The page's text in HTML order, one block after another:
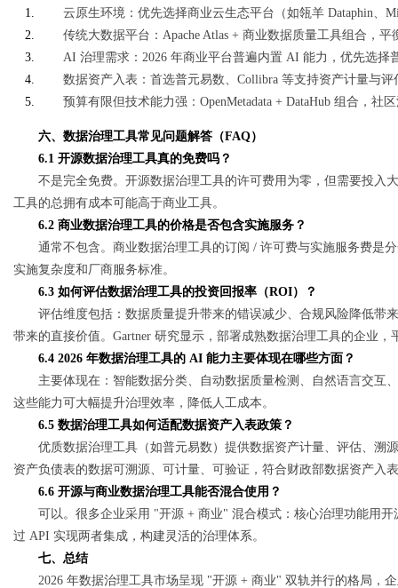
云原生环境：优先选择商业云生态平台（如瓴羊 Dataphin、
传统大数据平台：Apache Atlas + 商业数据质量工具组合，平
AI 治理需求：2026 年商业平台普遍内置 AI 能力，优先选择
数据资产入表：首选普元易数、Collibra 等支持资产计量与
预算有限但技术能力强：OpenMetadata + DataHub 组合，社
六、数据治理工具常见问题解答（FAQ）
6.1 开源数据治理工具真的免费吗？
不是完全免费。开源数据治理工具的许可费用为零，但需要投入
工具的总拥有成本可能高于商业工具。
6.2 商业数据治理工具的价格是否包含实施服务？
通常不包含。商业数据治理工具的订阅 / 许可费与实施服务费是
实施复杂度和厂商服务标准。
6.3 如何评估数据治理工具的投资回报率（ROI）？
评估维度包括：数据质量提升带来的错误减少、合规风险降低带
带来的直接价值。Gartner 研究显示，部署成熟数据治理工具的企业，
6.4 2026 年数据治理工具的 AI 能力主要体现在哪些方面？
主要体现在：智能数据分类、自动数据质量检测、自然语言交
这些能力可大幅提升治理效率，降低人工成本。
6.5 数据治理工具如何适配数据资产入表政策？
优质数据治理工具（如普元易数）提供数据资产计量、评估、溯
资产负债表的数据可溯源、可计量、可验证，符合财政部数据资产入
6.6 开源与商业数据治理工具能否混合使用？
可以。很多企业采用 "开源 + 商业" 混合模式：核心治理功能用
过 API 实现两者集成，构建灵活的治理体系。
七、总结
2026 年数据治理工具市场呈现 "开源 + 商业" 双轨并行的格局，